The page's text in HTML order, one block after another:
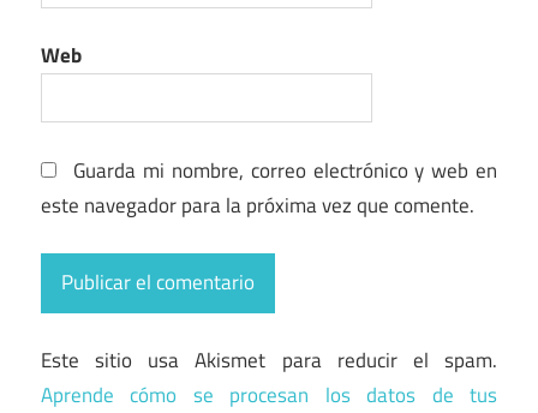
Web
Guarda mi nombre, correo electrónico y web en
este navegador para la próxima vez que comente.
Este sitio usa Akismet para reducir el spam.
Aprende cómo se procesan los datos de tus